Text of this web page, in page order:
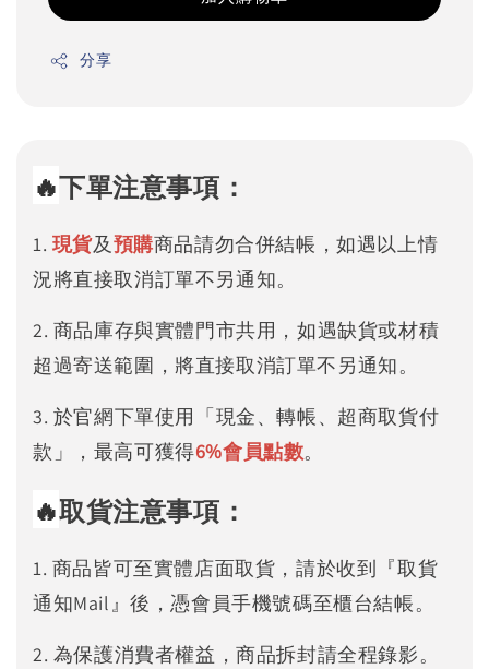
分享
🔥下單注意事項：
1. 現貨及預購商品請勿合併結帳，如遇以上情
況將直接取消訂單不另通知。
2. 商品庫存與實體門市共用，如遇缺貨或材積
超過寄送範圍，將直接取消訂單不另通知。
3. 於官網下單使用「現金、轉帳、超商取貨付
款」，最高可獲得6%會員點數。
🔥取貨注意事項：
1. 商品皆可至實體店面取貨，請於收到『取貨
通知Mail』後，憑會員手機號碼至櫃台結帳。
2. 為保護消費者權益，商品拆封請全程錄影。